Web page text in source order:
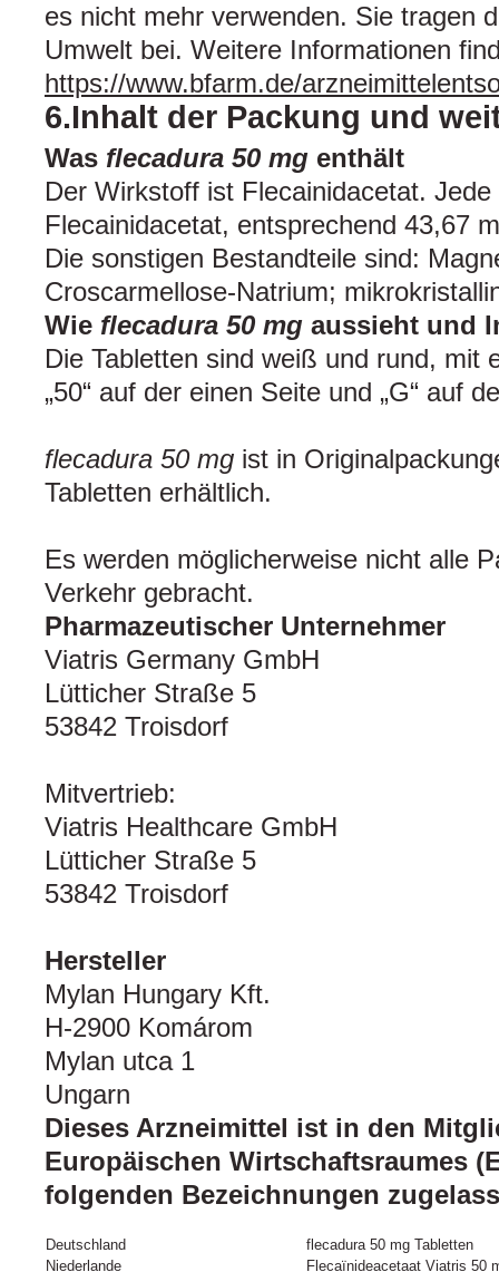
es nicht mehr verwenden. Sie tragen
Umwelt bei. Weitere Informationen
https://www.bfarm.de/
6.Inhalt der Packung und
Was flecadura 50 mg enthält
Der Wirkstoff ist Flecainidacetat.
Flecainidacetat, entsprechend 43,67
Die sonstigen Bestandteile sind:
Croscarmellose-Natrium;
Wie flecadura 50 mg aussieht und
Die Tabletten sind weiß und rund, mit
„50“ auf der einen Seite und „G“ auf
flecadura 50 mg ist in
Tabletten erhältlich.
Es werden möglicherweise nicht alle
Verkehr gebracht.
Pharmazeutischer Unternehmer
Viatris Germany GmbH
Lütticher Straße 5
53842 Troisdorf
Mitvertrieb:
Viatris Healthcare GmbH
Lütticher Straße 5
53842 Troisdorf
Hersteller
Mylan Hungary Kft.
H-2900 Komárom
Mylan utca 1
Ungarn
Dieses Arzneimittel ist in den
Europäischen Wirtschaftsraumes
folgenden Bezeichnungen
Deutschland
flecadura 50 mg Tabletten
Niederlande
Flecaïnideacetaat Viatris 50